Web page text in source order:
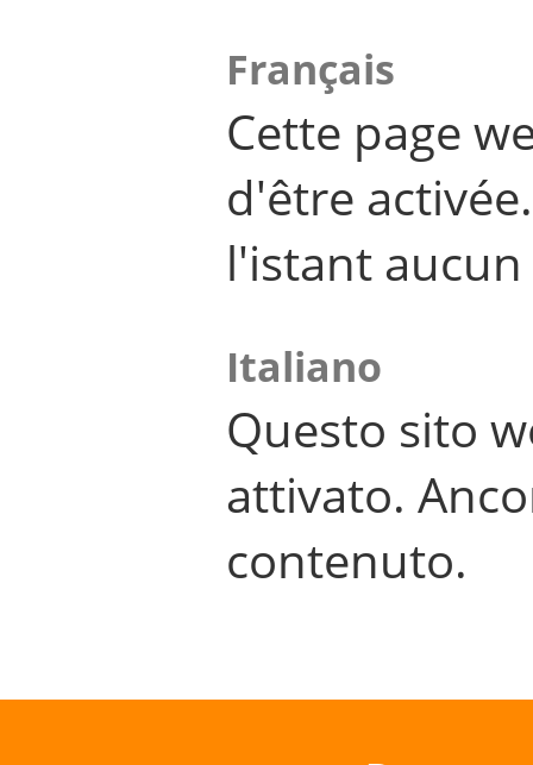
Français
Cette page
d'être
l'istant
Italiano
Questo sito
attivato.
contenuto.